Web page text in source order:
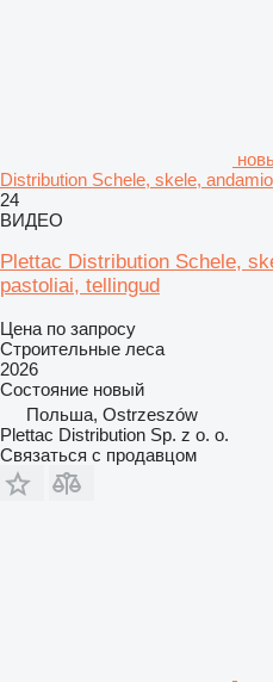
Distribution Schele, skele,
24
ВИДЕО
Plettac Distribution Schele,
pastoliai, tellingud
Цена по запросу
Строительные леса
2026
Состояние новый
Польша, Ostrzeszów
Plettac Distribution Sp. z o. o.
Связаться с продавцом